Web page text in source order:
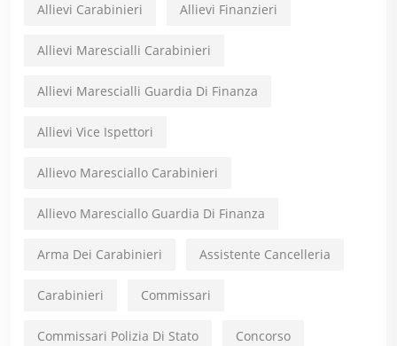
Allievi Carabinieri Allievi Finanzieri
Allievi Marescialli Carabinieri
Allievi Marescialli Guardia Di Finanza
Allievi Vice Ispettori
Allievo Maresciallo Carabinieri
Allievo Maresciallo Guardia Di Finanza
Arma Dei Carabinieri Assistente Cancelleria
Carabinieri Commissari
Commissari Polizia Di Stato Concorso